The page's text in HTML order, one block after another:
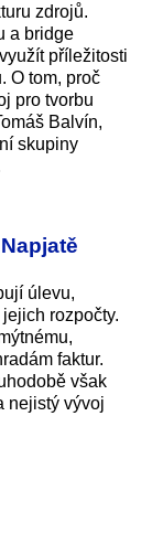
zdrojů.
a bridge
příležitosti
O tom, proč
pro tvorbu
Balvín,
skupiny
úlevu,
rozpočty.
faktur.
však
nejistý vývoj